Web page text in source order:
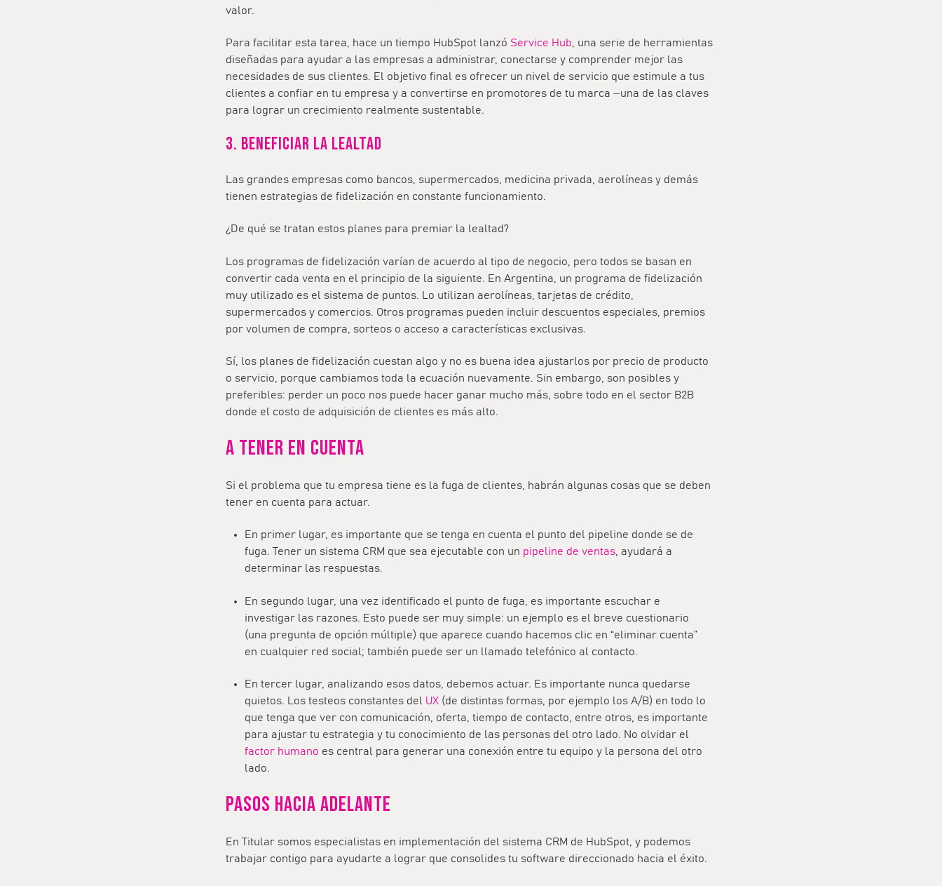
valor.
Para facilitar esta tarea, hace un tiempo HubSpot lanzó Service Hub , una serie de herramientas
diseñadas para ayudar a las empresas a administrar, conectarse y comprender mejor las
necesidades de sus clientes. El objetivo final es ofrecer un nivel de servicio que estimule a tus
clientes a confiar en tu empresa y a convertirse en promotores de tu marca ⏤una de las claves
para lograr un crecimiento realmente sustentable.
3. Beneficiar la lealtad
Las grandes empresas como bancos, supermercados, medicina privada, aerolíneas y demás
tienen estrategias de fidelización en constante funcionamiento.
¿De qué se tratan estos planes para premiar la lealtad?
Los programas de fidelización varían de acuerdo al tipo de negocio, pero todos se basan en
convertir cada venta en el principio de la siguiente. En Argentina, un programa de fidelización
muy utilizado es el sistema de puntos. Lo utilizan aerolíneas, tarjetas de crédito,
supermercados y comercios. Otros programas pueden incluir descuentos especiales, premios
por volumen de compra, sorteos o acceso a características exclusivas.
Sí, los planes de fidelización cuestan algo y no es buena idea ajustarlos por precio de producto
o servicio, porque cambiamos toda la ecuación nuevamente. Sin embargo, son posibles y
preferibles: perder un poco nos puede hacer ganar mucho más, sobre todo en el sector B2B
donde el costo de adquisición de clientes es más alto.
A tener en cuenta
Si el problema que tu empresa tiene es la fuga de clientes, habrán algunas cosas que se deben
tener en cuenta para actuar.
En primer lugar, es importante que se tenga en cuenta el punto del pipeline donde se de
fuga. Tener un sistema CRM que sea ejecutable con un pipeline de ventas , ayudará a
determinar las respuestas.
En segundo lugar, una vez identificado el punto de fuga, es importante escuchar e
investigar las razones. Esto puede ser muy simple: un ejemplo es el breve cuestionario
(una pregunta de opción múltiple) que aparece cuando hacemos clic en “eliminar cuenta”
en cualquier red social; también puede ser un llamado telefónico al contacto.
En tercer lugar, analizando esos datos, debemos actuar. Es importante nunca quedarse
quietos. Los testeos constantes del UX (de distintas formas, por ejemplo los A/B) en todo lo
que tenga que ver con comunicación, oferta, tiempo de contacto, entre otros, es importante
para ajustar tu estrategia y tu conocimiento de las personas del otro lado. No olvidar el
factor humano es central para generar una conexión entre tu equipo y la persona del otro
lado.
Pasos hacia adelante
En Titular somos especialistas en implementación del sistema CRM de HubSpot, y podemos
trabajar contigo para ayudarte a lograr que consolides tu software direccionado hacia el éxito.